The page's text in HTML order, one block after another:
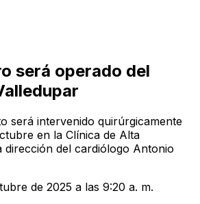
será operado del
será intervenido quirúrgicamente
en la Clínica de Alta
dirección del cardiólogo Antonio
de 2025 a las 9:20 a. m.